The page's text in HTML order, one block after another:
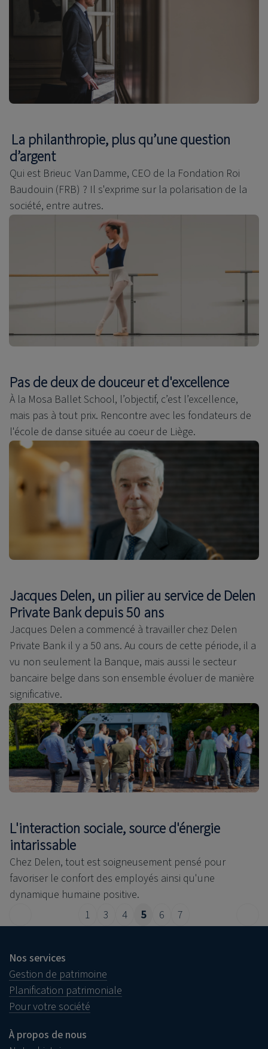
La philanthropie, plus qu’une question
d’argent
Qui est Brieuc Van Damme, CEO de la Fondation Roi
Baudouin (FRB) ? Il s'exprime sur la polarisation de la
société, entre autres.
Pas de deux de douceur et d'excellence
À la Mosa Ballet School, l’objectif, c’est l’excellence,
mais pas à tout prix. Rencontre avec les fondateurs de
l'école de danse située au coeur de Liège.
Jacques Delen, un pilier au service de Delen
Private Bank depuis 50 ans
Jacques Delen a commencé à travailler chez Delen
Private Bank il y a 50 ans. Au cours de cette période, il a
vu non seulement la Banque, mais aussi le secteur
bancaire belge dans son ensemble évoluer de manière
significative.
L'interaction sociale, source d'énergie
intarissable
Chez Delen, tout est soigneusement pensé pour
favoriser le confort des employés ainsi qu'une
dynamique humaine positive.
1
3 4 5 6 7
Nos services
Gestion de patrimoine
Planification patrimoniale
Pour votre société
À propos de nous